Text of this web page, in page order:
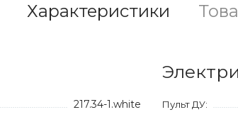
Характеристики
217.34-1.white Пульт ДУ: